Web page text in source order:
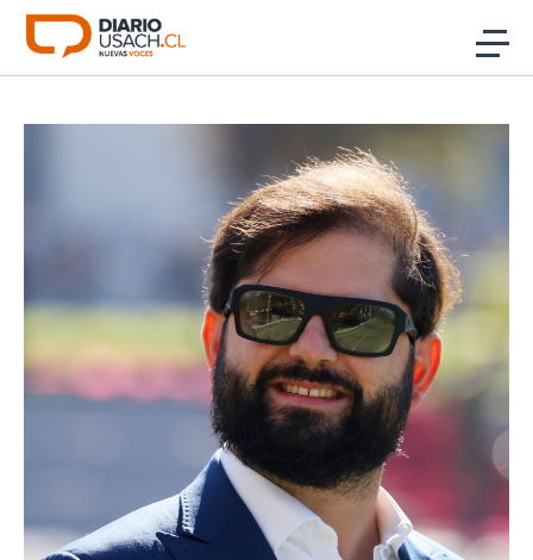
Click acá para ir directamente al contenido
Cultura
Programas Radio y TV Usach